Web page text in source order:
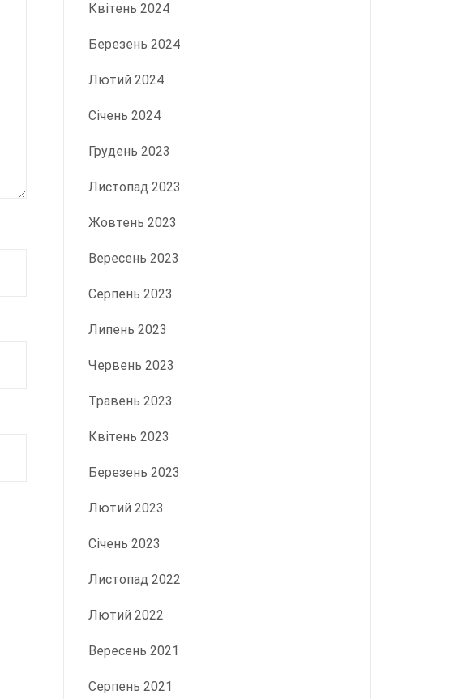
Квітень 2024
Березень 2024
Лютий 2024
Січень 2024
Грудень 2023
Листопад 2023
Жовтень 2023
Вересень 2023
Серпень 2023
Липень 2023
Червень 2023
Травень 2023
Квітень 2023
Березень 2023
Лютий 2023
Січень 2023
Листопад 2022
Лютий 2022
Вересень 2021
Серпень 2021